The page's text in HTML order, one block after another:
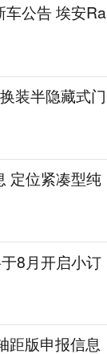
车公告 埃安Ra
装半隐藏式门
定位紧凑型纯
8月开启小订
距版申报信息